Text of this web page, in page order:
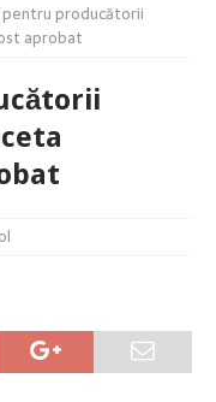
pentru producătorii
aprobat